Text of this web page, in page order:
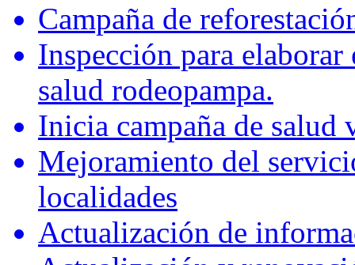
Campaña de
Inspección para
salud rodeopampa.
Inicia campaña de salud
Mejoramiento del
localidades
Actualización de